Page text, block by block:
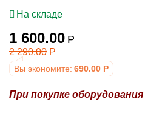
На складе
1 600.00 Р
2 290.00 Р
Вы экономите: 690.00 Р
При покупке оборудования